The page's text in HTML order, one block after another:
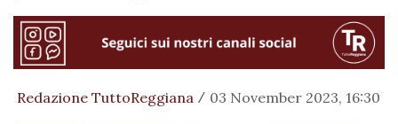
Redazione TuttoReggiana / 03 November 2023, 16:30